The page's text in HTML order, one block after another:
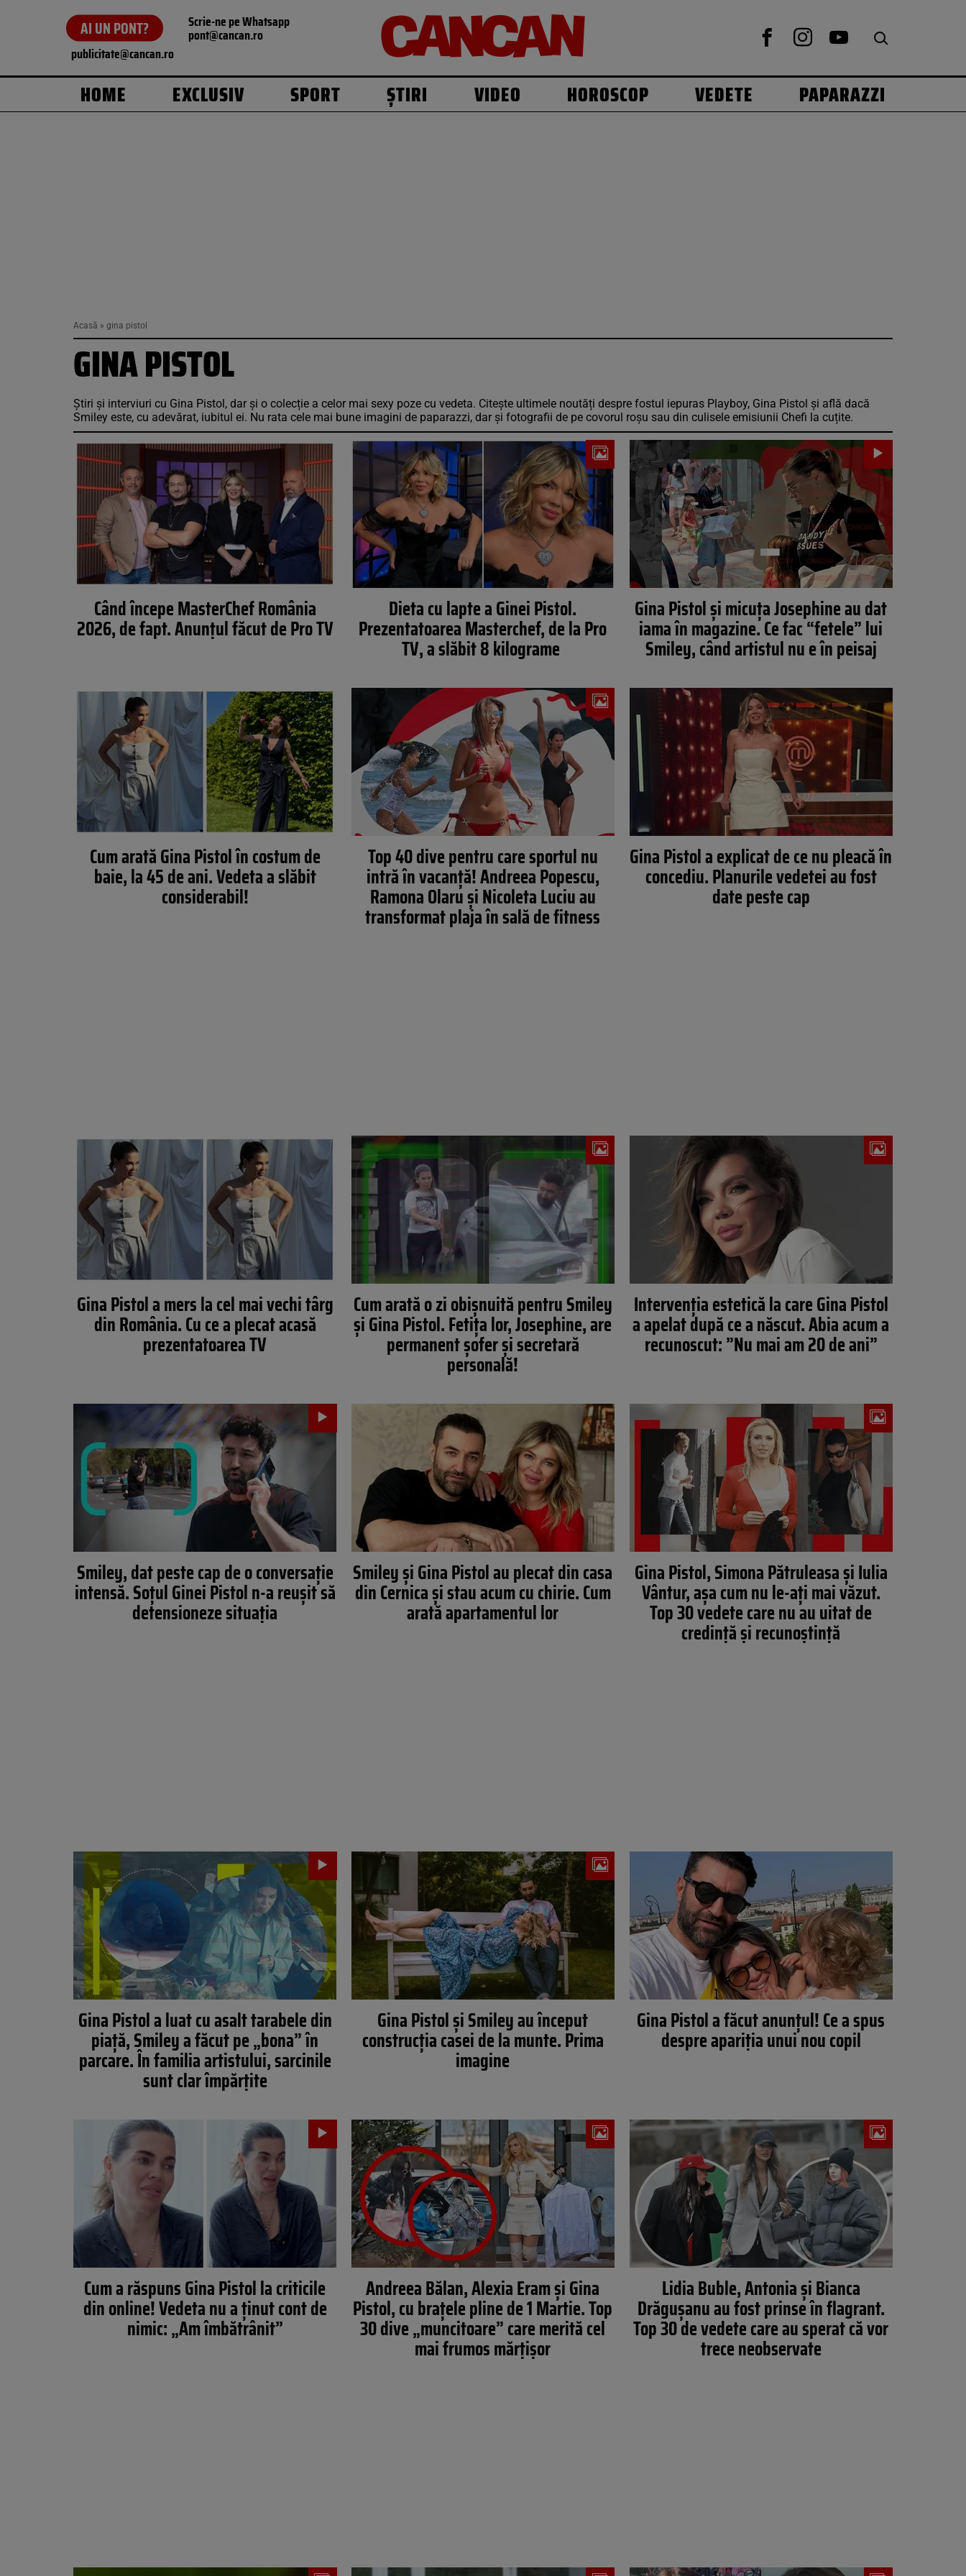
AI UN PONT? Scrie-ne pe Whatsapp
pont@cancan.ro
publicitate@cancan.ro
HOME EXCLUSIV SPORT ȘTIRI VIDEO HOROSCOP VEDETE PAPARAZZI
Acasă » gina pistol
GINA PISTOL
Știri și interviuri cu Gina Pistol, dar și o colecție a celor mai sexy poze cu vedeta. Citește ultimele noutăți despre fostul iepuras Playboy, Gina Pistol și află dacă
Smiley este, cu adevărat, iubitul ei. Nu rata cele mai bune imagini de paparazzi, dar și fotografii de pe covorul roșu sau din culisele emisiunii Chefi la cuțite.
Când începe MasterChef România
2026, de fapt. Anunțul făcut de Pro TV
Dieta cu lapte a Ginei Pistol.
Prezentatoarea Masterchef, de la Pro
TV, a slăbit 8 kilograme
Gina Pistol și micuța Josephine au dat
iama în magazine. Ce fac “fetele” lui
Smiley, când artistul nu e în peisaj
Cum arată Gina Pistol în costum de
baie, la 45 de ani. Vedeta a slăbit
considerabil!
Top 40 dive pentru care sportul nu
intră în vacanță! Andreea Popescu,
Ramona Olaru și Nicoleta Luciu au
transformat plaja în sală de fitness
Gina Pistol a explicat de ce nu pleacă în
concediu. Planurile vedetei au fost
date peste cap
Gina Pistol a mers la cel mai vechi târg
din România. Cu ce a plecat acasă
prezentatoarea TV
Cum arată o zi obișnuită pentru Smiley
și Gina Pistol. Fetița lor, Josephine, are
permanent șofer și secretară
personală!
Intervenția estetică la care Gina Pistol
a apelat după ce a născut. Abia acum a
recunoscut: ”Nu mai am 20 de ani”
Smiley, dat peste cap de o conversație
intensă. Soțul Ginei Pistol n-a reușit să
detensioneze situația
Smiley și Gina Pistol au plecat din casa
din Cernica și stau acum cu chirie. Cum
arată apartamentul lor
Gina Pistol, Simona Pătruleasa și Iulia
Vântur, așa cum nu le-ați mai văzut.
Top 30 vedete care nu au uitat de
credință și recunoștință
Gina Pistol a luat cu asalt tarabele din
piață, Smiley a făcut pe „bona” în
parcare. În familia artistului, sarcinile
sunt clar împărțite
Gina Pistol și Smiley au început
construcția casei de la munte. Prima
imagine
Gina Pistol a făcut anunțul! Ce a spus
despre apariția unui nou copil
Cum a răspuns Gina Pistol la criticile
din online! Vedeta nu a ținut cont de
nimic: „Am îmbătrânit”
Andreea Bălan, Alexia Eram și Gina
Pistol, cu brațele pline de 1 Martie. Top
30 dive „muncitoare” care merită cel
mai frumos mărțișor
Lidia Buble, Antonia și Bianca
Drăgușanu au fost prinse în flagrant.
Top 30 de vedete care au sperat că vor
trece neobservate